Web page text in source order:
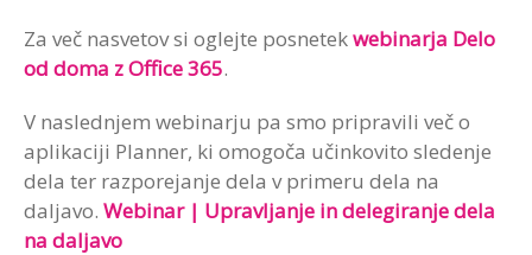
Za več nasvetov si oglejte posnetekwebinarja Delo
od doma z Office 365.
V naslednjem webinarju pa smo pripravili več o
aplikaciji Planner, ki omogoča učinkovito sledenje
dela ter razporejanje dela v primeru dela na
daljavo. Webinar | Upravljanje in delegiranje dela
na daljavo